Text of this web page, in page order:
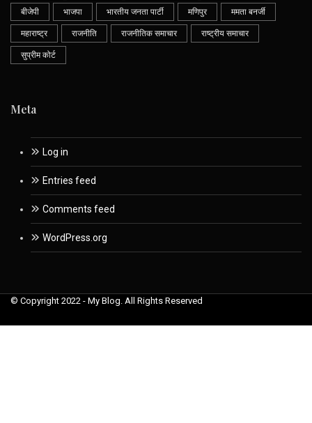
बीजेपी भाजपा भारतीय जनता पार्टी मणिपुर ममता बनर्जी
महाराष्ट्र राजनीति राजनीतिक समाचार राष्ट्रीय समाचार
सुप्रीम कोर्ट
Meta
Log in
Entries feed
Comments feed
WordPress.org
© Copyright 2022 - My Blog. All Rights Reserved